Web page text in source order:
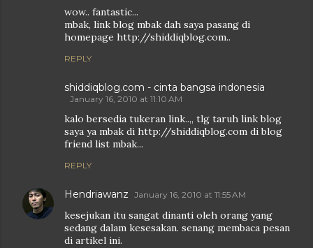
wow.. fantastic...
mbak, link blog mbak dah saya pasang di
homepage http://shiddiqblog.com..
REPLY
shiddiqblog.com - cinta bangsa indonesia
January 16, 2010 at 11:10 AM
kalo bersedia tukeran link..,, tlg taruh link blog
saya ya mbak di http://shiddiqblog.com di blog
friend list mbak...
REPLY
Hendriawanz January 16, 2010 at 11:55 AM
kesejukan itu sangat dinanti oleh orang yang
sedang dalam kesesakan. senang membaca pesan
di artikel ini.